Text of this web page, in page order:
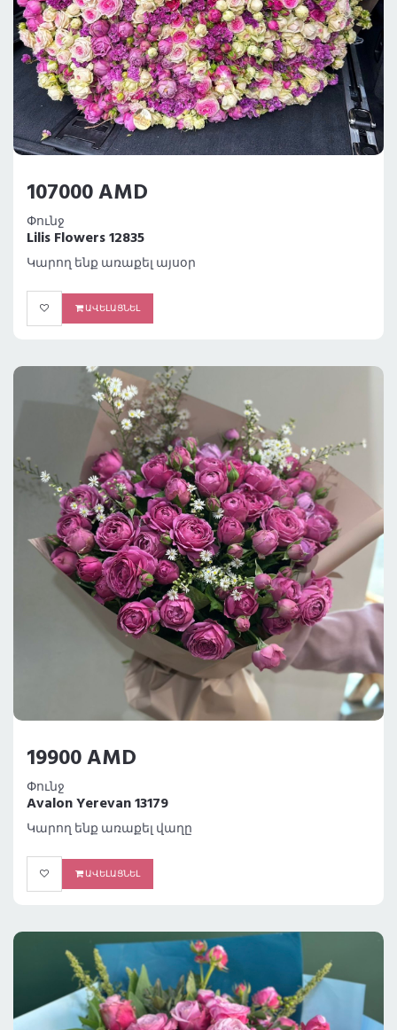
107000 AMD
Փունջ
Lilis Flowers 12835
Կարող ենք առաքել այսօր
ԱՎԵԼԱՑՆԵԼ
19900 AMD
Փունջ
Avalon Yerevan 13179
Կարող ենք առաքել վաղը
ԱՎԵԼԱՑՆԵԼ